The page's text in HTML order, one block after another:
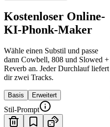
Kostenloser Online-
KI-Phonk-Maker
Wähle einen Substil und passe
dann Cowbell, 808 und Slowed +
Reverb an. Jeder Durchlauf liefert
dir zwei Tracks.
Basis Erweitert
Stil-Prompt